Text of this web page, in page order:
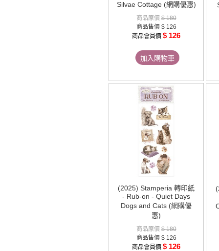
Silvae Cottage (網購優惠)
商品原價$ 180
商品售價 $ 126
商品會員價 $ 126
加入購物車
(2025) Stamperia 轉印紙
- Rub-on - Quiet Days
Dogs and Cats (網購優
惠)
商品原價$ 180
商品售價 $ 126
商品會員價 $ 126